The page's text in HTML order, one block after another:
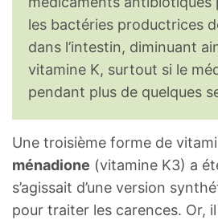
les bactéries productrices
dans l’intestin, diminuant
vitamine K, surtout si le
pendant plus de quelques
Une troisième forme de
ménadione (vitamine K3) a
s’agissait d’une version
pour traiter les carences. Or,